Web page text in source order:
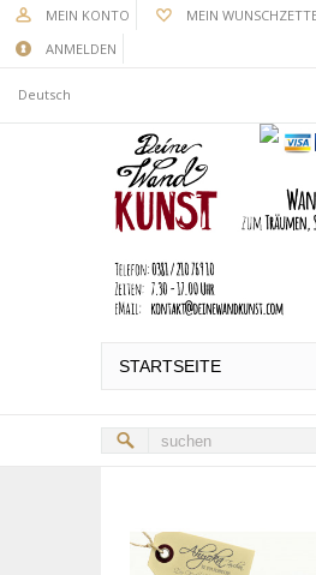
MEIN KONTO MEIN
ANMELDEN
Deutsch